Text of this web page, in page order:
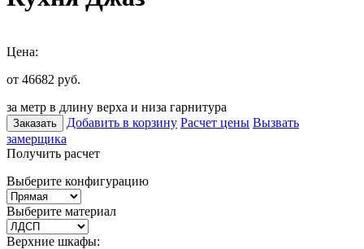
Цена:
от 46682 руб.
за метр в длину верха и низа гарнитура
Заказать Добавить в корзину Расчет цены Вызвать
замерщика
Получить расчет
Выберите конфигурацию
Выберите материал
Верхние шкафы: